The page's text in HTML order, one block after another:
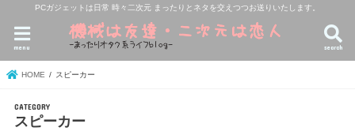
PCガジェットは日常 時々二次元 まったりとネタを交えつつお送りいたします。
search
menu
HOME スピーカー
スピーカー